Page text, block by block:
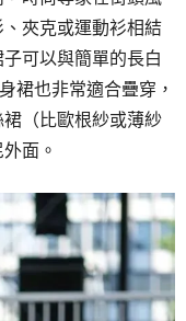
夾克或運動衫相結
可以與簡單的長白
裙也非常適合疊穿，
（比歐根紗或薄紗
面。